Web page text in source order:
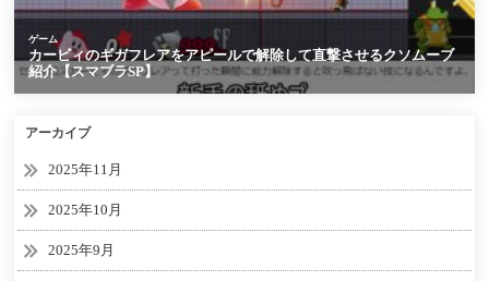
アーカイブ
2025年11月
2025年10月
2025年9月